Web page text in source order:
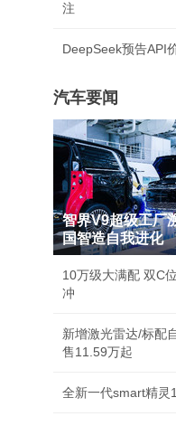
注
DeepSeek预告API
汽车要闻
智界V9超级工厂
国智造自我进化
10万级大满配 双C
冲
新增激光雷达/标配
售11.59万起
全新一代smart精灵